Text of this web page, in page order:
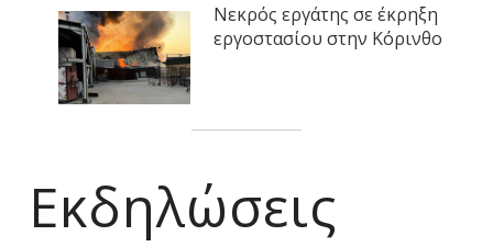
Νεκρός εργάτης σε έκρηξη
εργοστασίου στην Κόρινθο
Εκδηλώσεις